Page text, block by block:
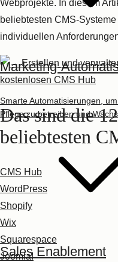
Marketing-
Smarte Automatisierungen,
Pflege zu betreiben und
Sales Enablement
Webprojekte. In diesem
beliebtesten CMS-Systeme
individuellen
Das sind die
beliebtesten
CMS Hub
WordPress
Shopify
Wix
Squarespace
Joomla!